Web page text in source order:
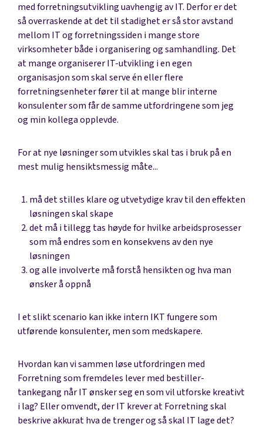
med forretningsutvikling uavhengig av IT. Derfor er det
så overraskende at det til stadighet er så stor avstand
mellom IT og forretningssiden i mange store
virksomheter både i organisering og samhandling. Det
at mange organiserer IT-utvikling i en egen
organisasjon som skal serve én eller flere
forretningsenheter fører til at mange blir interne
konsulenter som får de samme utfordringene som jeg
og min kollega opplevde.
For at nye løsninger som utvikles skal tas i bruk på en
mest mulig hensiktsmessig måte...
må det stilles klare og utvetydige krav til den effekten
løsningen skal skape
det må i tillegg tas høyde for hvilke arbeidsprosesser
som må endres som en konsekvens av den nye
løsningen
og alle involverte må forstå hensikten og hva man
ønsker å oppnå
I et slikt scenario kan ikke intern IKT fungere som
utførende konsulenter, men som medskapere.
Hvordan kan vi sammen løse utfordringen med
Forretning som fremdeles lever med bestiller-
tankegang når IT ønsker seg en som vil utforske kreativt
i lag? Eller omvendt, der IT krever at Forretning skal
beskrive akkurat hva de trenger og så skal IT lage det?